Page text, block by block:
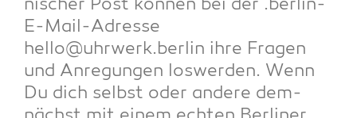
ni­scher Post kön­nen bei der .ber­lin-
E-Mail-Adres­se
hello@uhrwerk.berlin ihre Fra­gen
und Anre­gun­gen los­wer­den. Wenn
Du dich selbst oder ande­re dem­